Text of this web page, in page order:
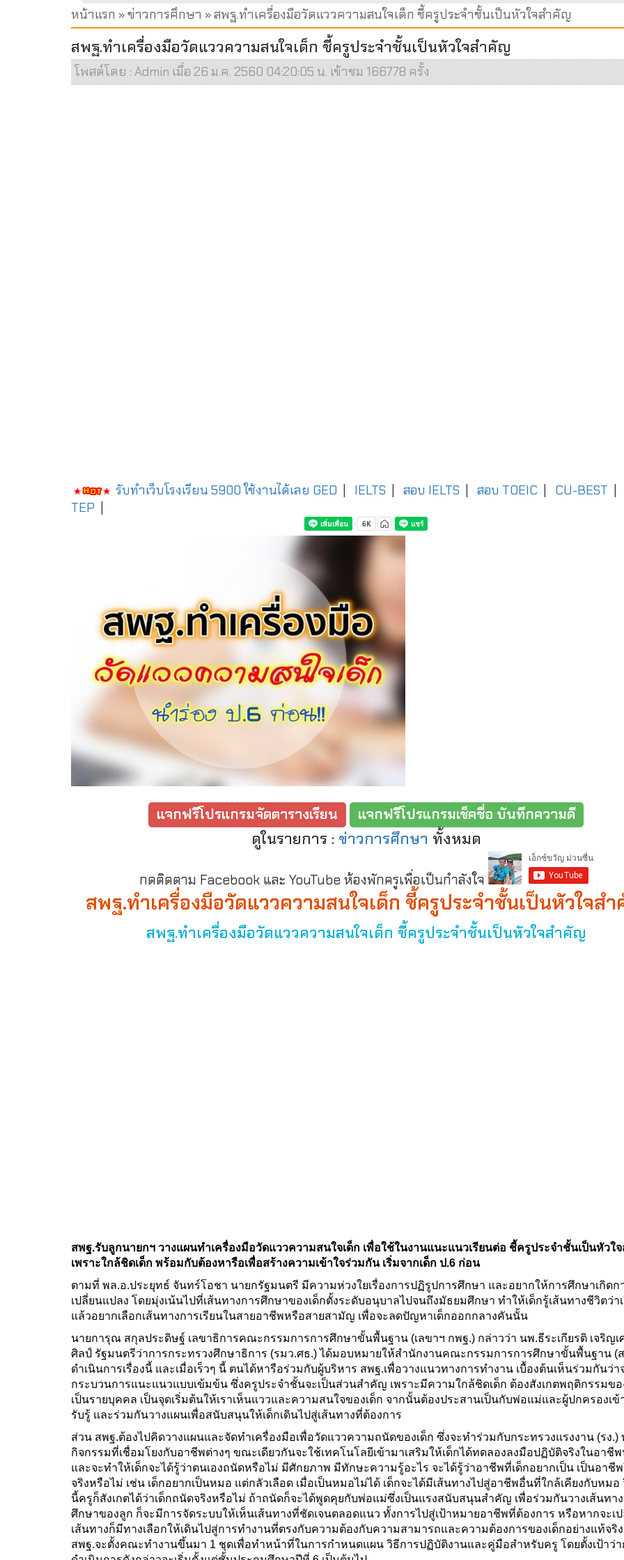
หน้าแรก »ข่าวการศึกษา » สพฐ.ทำเครื่องมือวัดแววความสนใจเด็ก ชี้ครูประจำชั้นเป็นหัวใจสำคัญ
สพฐ.ทำเครื่องมือวัดแววความสนใจเด็ก ชี้ครูประจำชั้นเป็นหัวใจสำคัญ
โพสต์โดย : Admin เมื่อ 26 ม.ค. 2560 04:20:05 น. เข้าชม 166778 ครั้ง
รับทำเว็บโรงเรียน 5900 ใช้งานได้เลย GED IELTS สอบ IELTS สอบ TOEIC CU-BEST
TEP
แจกฟรีโปรแกรมจัดตารางเรียน แจกฟรีโปรแกรมเช็คชื่อ บันทึกความดี
ดูในรายการ : ข่าวการศึกษา ทั้งหมด
กดติดตาม Facebook และ YouTube ห้องพักครูเพื่อเป็นกำลังใจ
สพฐ.ทำเครื่องมือวัดแววความสนใจเด็ก ชี้ครูประจำชั้นเป็นหัวใจส
สพฐ.ทำเครื่องมือวัดแววความสนใจเด็ก ชี้ครูประจำชั้นเป็นหัวใจสำคัญ
สพฐ.รับลูกนายกฯ วางแผนทำเครื่องมือวัดแววความสนใจเด็ก เพื่อใช้ในงานแนะแนวเรียนต่อ ชี้ครูประจำชั้นเป็นหัวใ
เพราะใกล้ชิดเด็ก พร้อมกับต้องหารือเพื่อสร้างความเข้าใจร่วมกัน เริ่มจากเด็ก ป.6 ก่อน
ตามที่ พล.อ.ประยุทธ์ จันทร์โอชา นายกรัฐมนตรี มีความห่วงใยเรื่องการปฏิรูปการศึกษา และอยากให้การศึกษาเกิดก
เปลี่ยนแปลง โดยมุ่งเน้นไปที่เส้นทางการศึกษาของเด็กตั้งระดับอนุบาลไปจนถึงมัธยมศึกษา ทำให้เด็กรู้เส้นทางชีวิตว่า
แล้วอยากเลือกเส้นทางการเรียนในสายอาชีพหรือสายสามัญ เพื่อจะลดปัญหาเด็กออกกลางคันนั้น
นายการุณ สกุลประดิษฐ์ เลขาธิการคณะกรรมการการศึกษาขั้นพื้นฐาน (เลขาฯ กพฐ.) กล่าวว่า นพ.ธีระเกียรติ เจริญเ
ศิลป์ รัฐมนตรีว่าการกระทรวงศึกษาธิการ (รมว.ศธ.) ได้มอบหมายให้สำนักงานคณะกรรมการการศึกษาขั้นพื้นฐาน (
ดำเนินการเรื่องนี้ และเมื่อเร็วๆ นี้ ตนได้หารือร่วมกับผู้บริหาร สพฐ.เพื่อวางแนวทางการทำงาน เบื้องต้นเห็นร่วมกันว่า
กระบวนการแนะแนวแบบเข้มข้น ซึ่งครูประจำชั้นจะเป็นส่วนสำคัญ เพราะมีความใกล้ชิดเด็ก ต้องสังเกตพฤติกรรมขอ
เป็นรายบุคคล เป็นจุดเริ่มต้นให้เราเห็นแววและความสนใจของเด็ก จากนั้นต้องประสานเป็นกับพ่อแม่และผู้ปกครองเข้
รับรู้ และร่วมกันวางแผนเพื่อสนับสนุนให้เด็กเดินไปสู่เส้นทางที่ต้องการ
ส่วน สพฐ.ต้องไปคิดวางแผนและจัดทำเครื่องมือเพื่อวัดแววความถนัดของเด็ก ซึ่งจะทำร่วมกับกระทรวงแรงงาน (รง.)
กิจกรรมที่เชื่อมโยงกับอาชีพต่างๆ ขณะเดียวกันจะใช้เทคโนโลยีเข้ามาเสริมให้เด็กได้ทดลองลงมือปฏิบัติจริงในอาชี
และจะทำให้เด็กจะได้รู้ว่าตนเองถนัดหรือไม่ มีศักยภาพ มีทักษะความรู้อะไร จะได้รู้ว่าอาชีพที่เด็กอยากเป็น เป็นอาชี
จริงหรือไม่ เช่น เด็กอยากเป็นหมอ แต่กลัวเลือด เมื่อเป็นหมอไม่ได้ เด็กจะได้มีเส้นทางไปสู่อาชีพอื่นที่ใกล้เคียงกับหมอ
นี้ครูก็สังเกตได้ว่าเด็กถนัดจริงหรือไม่ ถ้าถนัดก็จะได้พูดคุยกับพ่อแม่ซึ่งเป็นแรงสนับสนุนสำคัญ เพื่อร่วมกันวางเส้นทา
ศึกษาของลูก ก็จะมีการจัดระบบให้เห็นเส้นทางที่ชัดเจนตลอดแนว ทั้งการไปสู่เป้าหมายอาชีพที่ต้องการ หรือหากจะเ
เส้นทางก็มีทางเลือกให้เดินไปสู่การทำงานที่ตรงกับความต้องกับความสามารถและความต้องการของเด็กอย่างแท้จริ
สพฐ.จะตั้งคณะทำงานขึ้นมา 1 ชุดเพื่อทำหน้าที่ในการกำหนดแผน วิธีการปฏิบัติงานและคู่มือสำหรับครู โดยตั้งเป้าว่า